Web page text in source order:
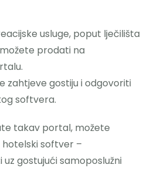
usluge, poput lječilišta
prodati na
zahtjeve gostiju i odgovoriti
softvera.
takav portal, možete
softver –
uz gostujući samoposlužni